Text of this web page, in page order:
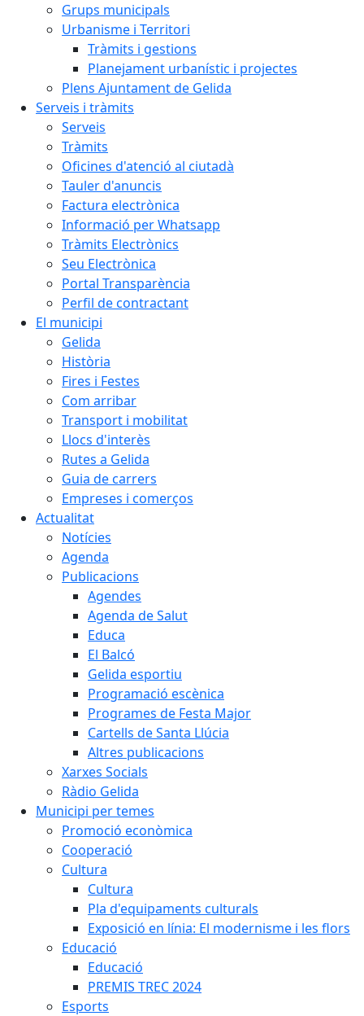
Grups municipals
Urbanisme i Territori
Tràmits i gestions
Planejament urbanístic i projectes
Plens Ajuntament de Gelida
Serveis i tràmits
Serveis
Tràmits
Oficines d'atenció al ciutadà
Tauler d'anuncis
Factura electrònica
Informació per Whatsapp
Tràmits Electrònics
Seu Electrònica
Portal Transparència
Perfil de contractant
El municipi
Gelida
Història
Fires i Festes
Com arribar
Transport i mobilitat
Llocs d'interès
Rutes a Gelida
Guia de carrers
Empreses i comerços
Actualitat
Notícies
Agenda
Publicacions
Agendes
Agenda de Salut
Educa
El Balcó
Gelida esportiu
Programació escènica
Programes de Festa Major
Cartells de Santa Llúcia
Altres publicacions
Xarxes Socials
Ràdio Gelida
Municipi per temes
Promoció econòmica
Cooperació
Cultura
Cultura
Pla d'equipaments culturals
Exposició en línia: El modernisme i les flors
Educació
Educació
PREMIS TREC 2024
Esports